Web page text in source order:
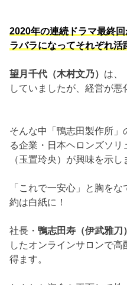
2020年の連続ドラマ最終
ラバラになってそれぞれ活
望月千代（木村文乃） は、
していましたが、経営が悪
そんな中「鴨志田製作所
る企業・日本ヘロンズソ
（玉置玲央）が興味を示し
「これで一安心」と胸を
約は白紙に！
社長・鴨志田寿（伊武雅刀）
したオンラインサロンで
得ます。